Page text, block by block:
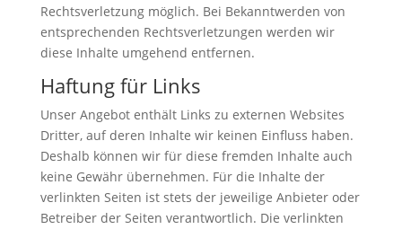
Rechtsverletzung möglich. Bei Bekanntwerden von
entsprechenden Rechtsverletzungen werden wir
diese Inhalte umgehend entfernen.
Haftung für Links
Unser Angebot enthält Links zu externen Websites
Dritter, auf deren Inhalte wir keinen Einfluss haben.
Deshalb können wir für diese fremden Inhalte auch
keine Gewähr übernehmen. Für die Inhalte der
verlinkten Seiten ist stets der jeweilige Anbieter oder
Betreiber der Seiten verantwortlich. Die verlinkten